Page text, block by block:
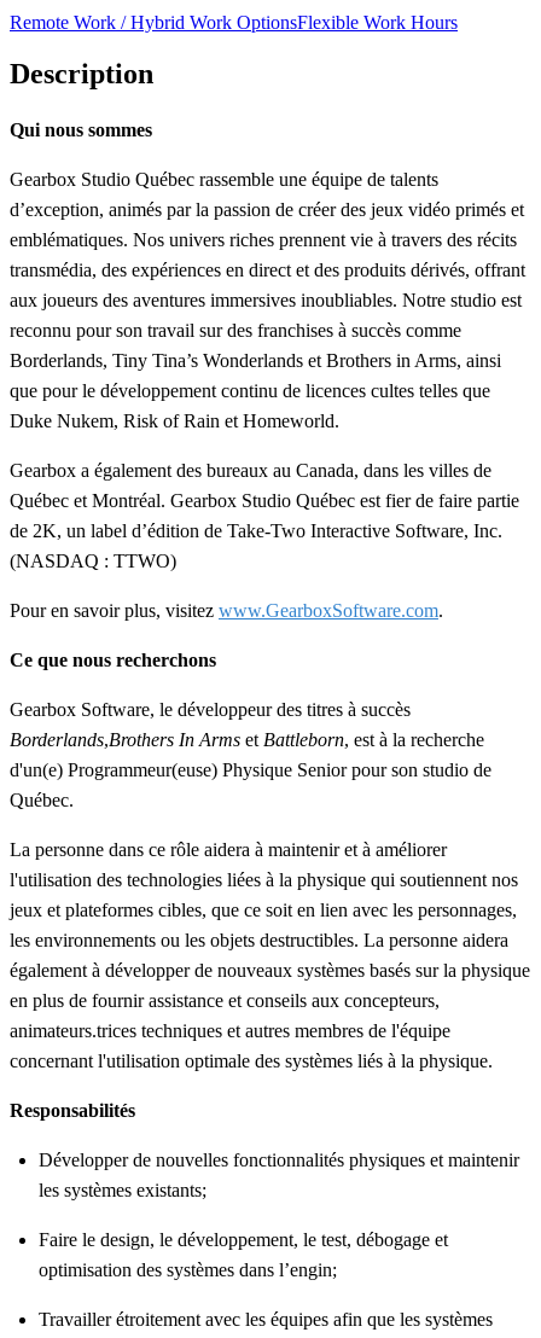
Remote Work / Hybrid Work OptionsFlexible Work Hours
Description
Qui nous sommes
Gearbox Studio Québec rassemble une équipe de talents
d’exception, animés par la passion de créer des jeux vidéo primés et
emblématiques. Nos univers riches prennent vie à travers des récits
transmédia, des expériences en direct et des produits dérivés, offrant
aux joueurs des aventures immersives inoubliables. Notre studio est
reconnu pour son travail sur des franchises à succès comme
Borderlands, Tiny Tina’s Wonderlands et Brothers in Arms, ainsi
que pour le développement continu de licences cultes telles que
Duke Nukem, Risk of Rain et Homeworld.
Gearbox a également des bureaux au Canada, dans les villes de
Québec et Montréal. Gearbox Studio Québec est fier de faire partie
de 2K, un label d’édition de Take-Two Interactive Software, Inc.
(NASDAQ : TTWO)
Pour en savoir plus, visitez www.GearboxSoftware.com.
Ce que nous recherchons
Gearbox Software, le développeur des titres à succès
Borderlands,Brothers In Arms et Battleborn, est à la recherche
d'un(e) Programmeur(euse) Physique Senior pour son studio de
Québec.
La personne dans ce rôle aidera à maintenir et à améliorer
l'utilisation des technologies liées à la physique qui soutiennent nos
jeux et plateformes cibles, que ce soit en lien avec les personnages,
les environnements ou les objets destructibles. La personne aidera
également à développer de nouveaux systèmes basés sur la physique
en plus de fournir assistance et conseils aux concepteurs,
animateurs.trices techniques et autres membres de l'équipe
concernant l'utilisation optimale des systèmes liés à la physique.
Responsabilités
Développer de nouvelles fonctionnalités physiques et maintenir
les systèmes existants;
Faire le design, le développement, le test, débogage et
optimisation des systèmes dans l’engin;
Travailler étroitement avec les équipes afin que les systèmes